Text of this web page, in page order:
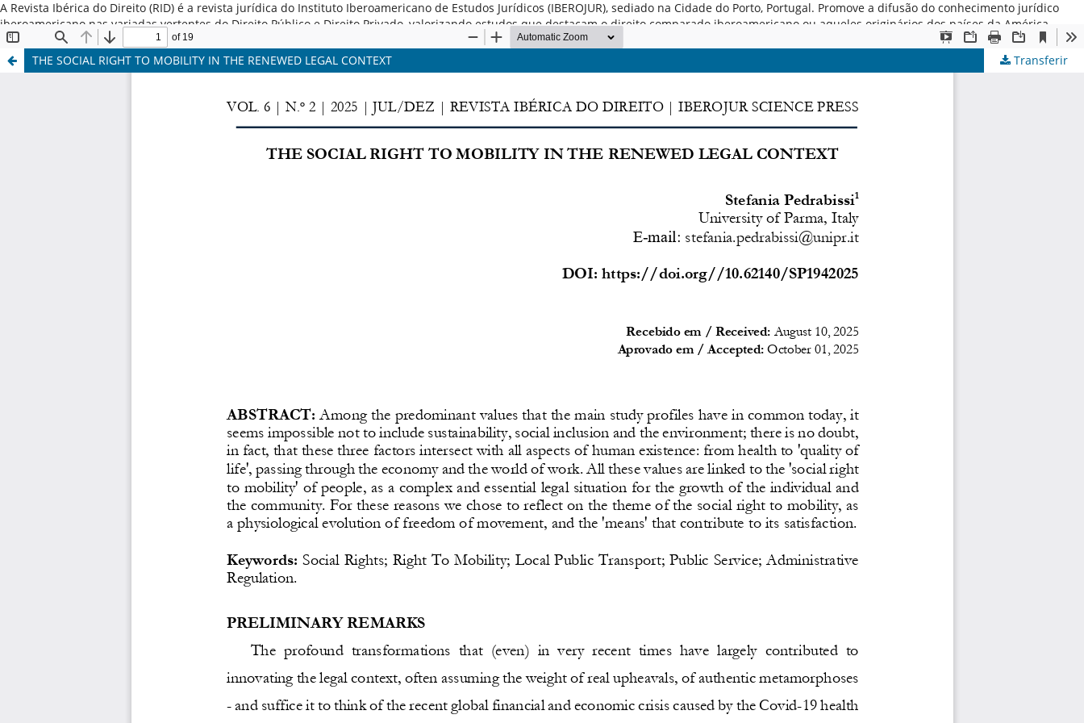
A Revista Ibérica do Direito (RID) é a revista jurídica do Instituto Iberoamericano de Estudos Jurídicos (IBEROJUR), sediado na Cidade do Porto, Portugal. Promove a difusão do conhecimento jurídico
iberoamericano nas variadas vertentes do Direito Público e Direito Privado, valorizando estudos que destacam o direito comparado iberoamericano ou aqueles originários dos países da América
Latina, Espanha e Portugal. ISSN: 2184-7487
THE SOCIAL RIGHT TO MOBILITY IN THE RENEWED LEGAL CONTEXT
Transferir